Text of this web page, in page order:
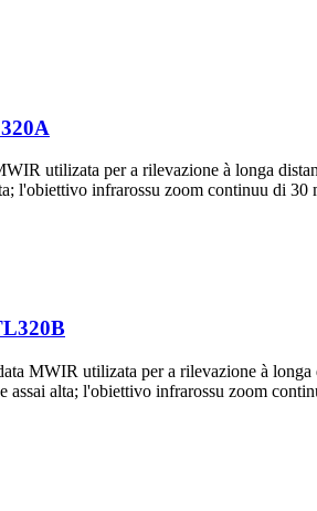
utilizata per a rilevazione à longa
l'obiettivo infrarossu zoom continuu di
MWIR utilizata per a rilevazione à
alta; l'obiettivo infrarossu zoom